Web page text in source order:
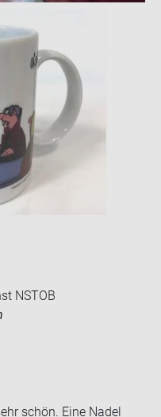
NSTOB
schön. Eine Nadel